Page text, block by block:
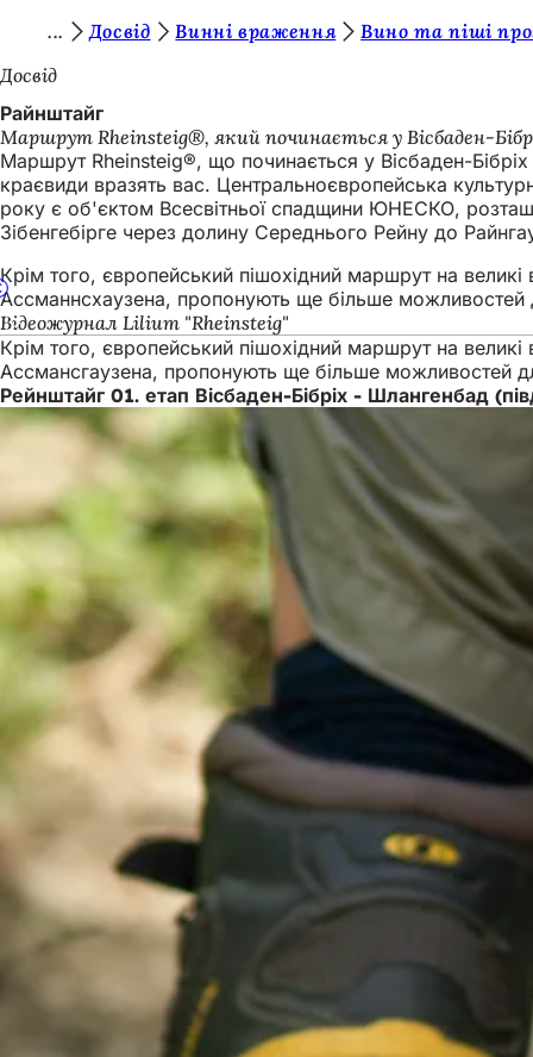
Перейти до змісту
и
т
у
т
:
Досвід Винні враження
Вино та піші
Досвід
Райнштайг
Маршрут Rheinsteig®, який починається у Вісбаден-
Маршрут Rheinsteig®, що починається у Вісбаден-Бібріх
краєвиди вразять вас. Центральноєвропейська
року є об'єктом Всесвітньої спадщини ЮНЕСКО,
Зібенгебірге через долину Середнього Рейну до
Крім того, європейський пішохідний маршрут на
Ассманнсхаузена, пропонують ще більше можливостей
Відеожурнал Lilium "Rheinsteig"
Крім того, європейський пішохідний маршрут на
Ассмансгаузена, пропонують ще більше можливостей
Рейнштайг 01. етап Вісбаден-Бібріх - Шлангенбад